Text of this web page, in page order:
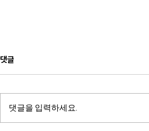
tvN ㅣ 너의 몸소리가 들려
댓글
댓글을 입력하세요.